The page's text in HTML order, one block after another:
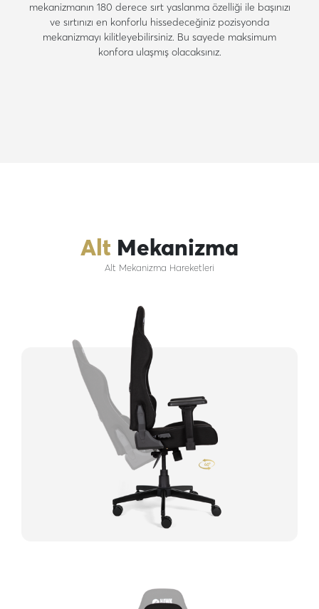
mekanizmanın 180 derece sırt yaslanma özelliği ile başınızı
ve sırtınızı en konforlu hissedeceğiniz pozisyonda
mekanizmayı kilitleyebilirsiniz. Bu sayede maksimum
konfora ulaşmış olacaksınız.
Alt Mekanizma
Alt Mekanizma Hareketleri